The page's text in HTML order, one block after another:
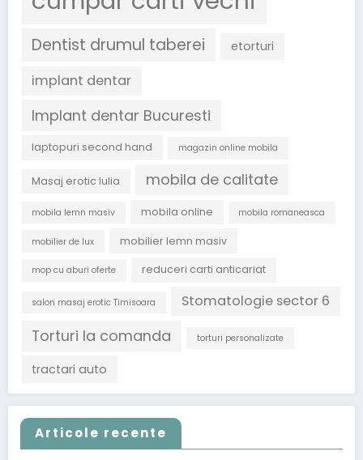
Dentist drumul taberei etorturi
implant dentar
Implant dentar Bucuresti
laptopuri second hand magazin online mobila
Masaj erotic Iulia mobila de calitate
mobila lemn masiv mobila online mobila romaneasca
mobilier de lux mobilier lemn masiv
mop cu aburi oferte reduceri carti anticariat
salon masaj erotic Timisoara Stomatologie sector 6
Torturi la comanda torturi personalizate
tractari auto
Articole recente